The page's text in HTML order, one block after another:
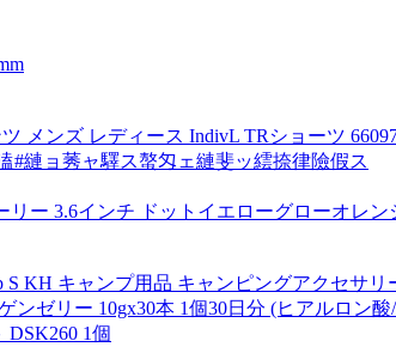
メンズ レディース IndivL TRショーツ
#縺ョ莠ャ驛ス螯匁ェ縺斐ッ繧捺律險假ス
ー 3.6インチ ドットイエローグローオレン
S KH キャンプ用品 キャンピングアクセサリ
ンゼリー 10gx30本 1個30日分 (ヒアルロン
DSK260 1個